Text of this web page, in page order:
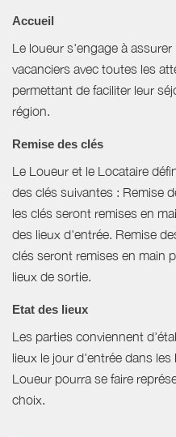
Accueil
Le loueur s'engage à
vacanciers avec toutes les
permettant de faciliter leur
région.
Remise des clés
Le Loueur et le Locataire
des clés suivantes : Remise
les clés seront remises en
des lieux d'entrée. Remise
clés seront remises en main
lieux de sortie.
Etat des lieux
Les parties conviennent
lieux le jour d'entrée dans
Loueur pourra se faire
choix.